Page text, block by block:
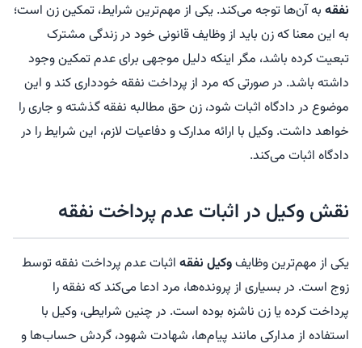
نفقه به آن‌ها توجه می‌کند. یکی از مهم‌ترین شرایط، تمکین زن است؛
به این معنا که زن باید از وظایف قانونی خود در زندگی مشترک
تبعیت کرده باشد، مگر اینکه دلیل موجهی برای عدم تمکین وجود
داشته باشد. در صورتی که مرد از پرداخت نفقه خودداری کند و این
موضوع در دادگاه اثبات شود، زن حق مطالبه نفقه گذشته و جاری را
خواهد داشت. وکیل با ارائه مدارک و دفاعیات لازم، این شرایط را در
دادگاه اثبات می‌کند.
نقش وکیل در اثبات عدم پرداخت نفقه
یکی از مهم‌ترین وظایفوکیل نفقه اثبات عدم پرداخت نفقه توسط
زوج است. در بسیاری از پرونده‌ها، مرد ادعا می‌کند که نفقه را
پرداخت کرده یا زن ناشزه بوده است. در چنین شرایطی، وکیل با
استفاده از مدارکی مانند پیام‌ها، شهادت شهود، گردش حساب‌ها و